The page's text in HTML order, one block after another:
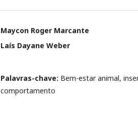
Maycon Roger Marcante
Laís Dayane Weber
Palavras-chave: Bem-estar animal,
comportamento